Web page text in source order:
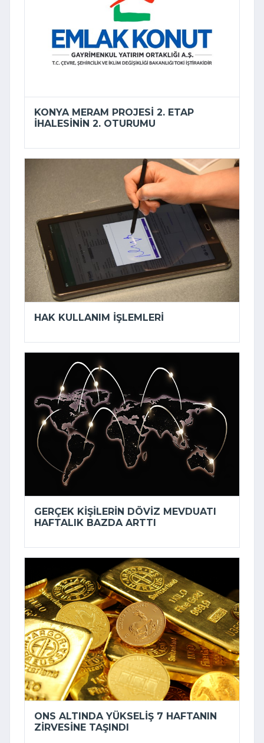
KONYA MERAM PROJESI 2. ETAP
IHALESININ 2. OTURUMU
HAK KULLANIM IŞLEMLERI
GERÇEK KIŞILERIN DÖVIZ MEVDUATI
HAFTALIK BAZDA ARTTI
ONS ALTINDA YÜKSELIŞ 7 HAFTANIN
ZIRVESINE TAŞINDI